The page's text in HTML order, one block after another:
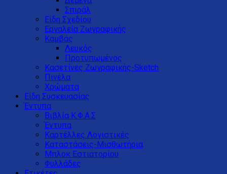
Σπιράλ
Είδη Σχεδίου
Εργαλεία Ζωγραφικής
Καμβάς
Λευκός
Προτυπωμένος
Κασετίνες Ζωγραφικής-Sketch
Πινέλα
Χρώματα
Είδη Συσκευασίας
Έντυπα
Βιβλία Κ.Φ.Α.Σ
Έντυπα
Καρτέλλες Λογιστικές
Καταστάσεις-Μισθωτήρια
Μπλοκ Εστιατορίου
Φυλλάδες